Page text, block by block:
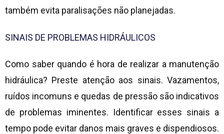
também evita paralisações não planejadas.
SINAIS DE PROBLEMAS HIDRÁULICOS
Como saber quando é hora de realizar a manutenção
hidráulica? Preste atenção aos sinais. Vazamentos,
ruídos incomuns e quedas de pressão são indicativos
de problemas iminentes. Identificar esses sinais a
tempo pode evitar danos mais graves e dispendiosos.